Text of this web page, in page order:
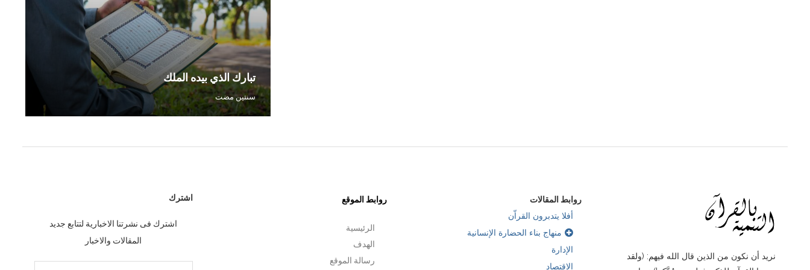
تبارك الذي بيده الملك
سنتين مضت
نريد أن نكون من الذين قال الله فيهم: (ولقد
روابط المقالات
أفلا يتدبرون القراّن
منهاج بناء الحضارة الإنسانية
الإدارة
الاقتصاد
روابط الموقع
الرئيسية
الهدف
رسالة الموقع
اشترك
اشترك فى نشرتنا الاخبارية لتتابع جديد
المقالات والاخبار